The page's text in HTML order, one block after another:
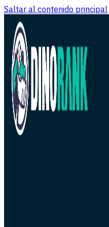
Saltar al contenido principal